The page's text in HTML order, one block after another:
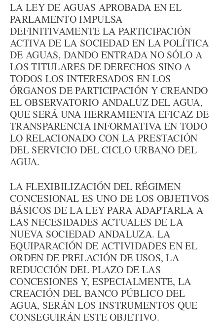
LA LEY DE AGUAS APROBADA EN EL
PARLAMENTO IMPULSA
DEFINITIVAMENTE LA PARTICIPACIÓN
ACTIVA DE LA SOCIEDAD EN LA POLÍTICA
DE AGUAS, DANDO ENTRADA NO SÓLO A
LOS TITULARES DE DERECHOS SINO A
TODOS LOS INTERESADOS EN LOS
ÓRGANOS DE PARTICIPACIÓN Y CREANDO
EL OBSERVATORIO ANDALUZ DEL AGUA,
QUE SERÁ UNA HERRAMIENTA EFICAZ DE
TRANSPARENCIA INFORMATIVA EN TODO
LO RELACIONADO CON LA PRESTACIÓN
DEL SERVICIO DEL CICLO URBANO DEL
AGUA.
LA FLEXIBILIZACIÓN DEL RÉGIMEN
CONCESIONAL ES UNO DE LOS OBJETIVOS
BÁSICOS DE LA LEY PARA ADAPTARLA A
LAS NECESIDADES ACTUALES DE LA
NUEVA SOCIEDAD ANDALUZA. LA
EQUIPARACIÓN DE ACTIVIDADES EN EL
ORDEN DE PRELACIÓN DE USOS, LA
REDUCCIÓN DEL PLAZO DE LAS
CONCESIONES Y, ESPECIALMENTE, LA
CREACIÓN DEL BANCO PÚBLICO DEL
AGUA, SERÁN LOS INSTRUMENTOS QUE
CONSEGUIRÁN ESTE OBJETIVO.